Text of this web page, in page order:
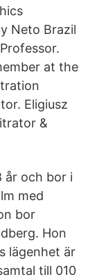
Neto Brazil
at the
Eligiusz
&
år och bor i
med
bor
Hon
lägenhet är
till 010